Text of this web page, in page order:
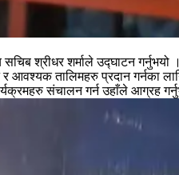
श्रीधर शर्माले उद्घाटन गर्नुभयो ।
र आवश्यक तालिमहरु प्रदान गर्नका
संचालन गर्न उहाँले आग्रह